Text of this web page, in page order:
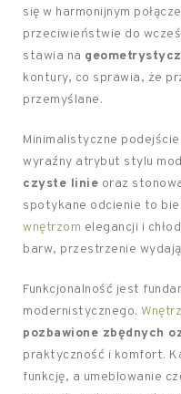
się w harmonijnym
przeciwieństwie do
stawia na
kontury, co sprawia, że
przemyślane.
Minimalistyczne
wyraźny atrybut stylu
czyste linie oraz
spotykane odcienie to
wnętrzom elegancji i
barw, przestrzenie
Funkcjonalność jest
modernistycznego.
pozbawione zbędnych
praktyczność i komfort.
funkcję, a umeblowanie